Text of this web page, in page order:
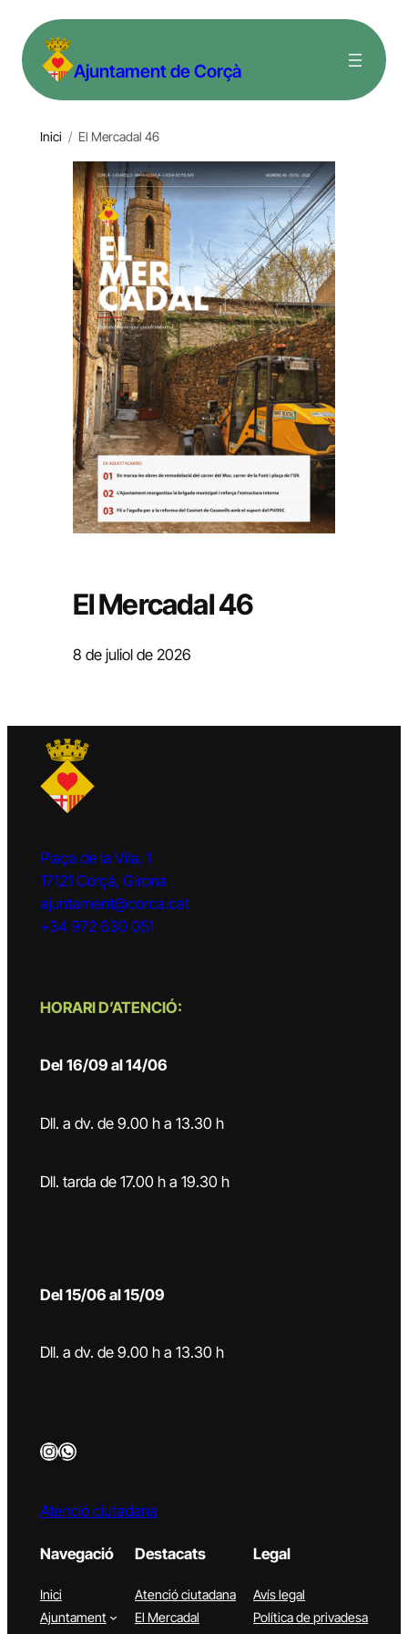
contingut Ajuntament de Corçà
Inici / El Mercadal 46
El Mercadal 46
8 de juliol de 2026
Plaça de la Vila, 1
17121 Corçà, Girona
ajuntament@corca.cat
+34 972 630 051
HORARI D’ATENCIÓ:
Del 16/09 al 14/06
Dll. a dv. de 9.00 h a 13.30 h
Dll. tarda de 17.00 h a 19.30 h
Del 15/06 al 15/09
Dll. a dv. de 9.00 h a 13.30 h
InstagramWhatsApp
Atenció ciutadana
Navegació
Inici
Ajuntament
Destacats
Atenció ciutadana
El Mercadal
Legal
Avís legal
Política de privadesa